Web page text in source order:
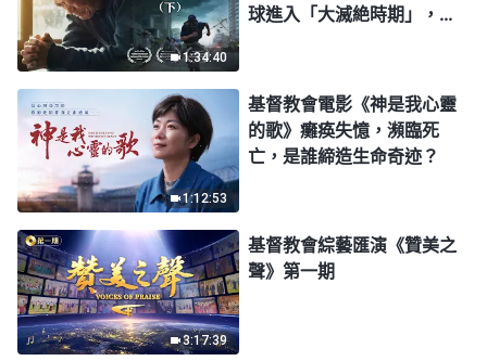
1:34:40
球進入「大滅絶時期」，人
1:12:53
基督教會電影《神是我心靈
的歌》癱痪失憶，瀕臨死
亡，是誰締造生命奇迹？
3:17:39
基督教會綜藝匯演《贊美之
聲》第一期